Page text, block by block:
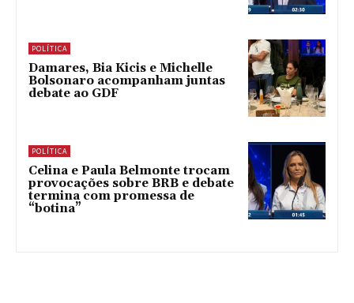
POLÍTICA
Damares, Bia Kicis e Michelle
Bolsonaro acompanham juntas
debate ao GDF
POLÍTICA
Celina e Paula Belmonte trocam
provocações sobre BRB e debate
termina com promessa de
“botina”